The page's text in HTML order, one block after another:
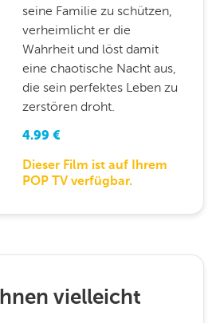
seine Familie zu schützen,
verheimlicht er die
Wahrheit und löst damit
eine chaotische Nacht aus,
die sein perfektes Leben zu
zerstören droht.
4.99 €
Dieser Film ist auf Ihrem
POP TV verfügbar.
vielleicht